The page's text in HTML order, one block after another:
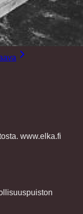
www.elka.fi